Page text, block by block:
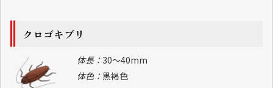
クロゴキブリ
体長： 30～40mm
体色：黒褐色